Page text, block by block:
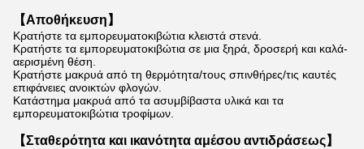
【Αποθήκευση】
Κρατήστε τα εμπορευματοκιβώτια κλειστά στενά.
Κρατήστε τα εμπορευματοκιβώτια σε μια ξηρά, δροσερή και καλά-
αερισμένη θέση.
Κρατήστε μακρυά από τη θερμότητα/τους σπινθήρες/τις καυτές
επιφάνειες ανοικτών φλογών.
Κατάστημα μακρυά από τα ασυμβίβαστα υλικά και τα
εμπορευματοκιβώτια τροφίμων.
【Σταθερότητα και ικανότητα αμέσου αντιδράσεως】